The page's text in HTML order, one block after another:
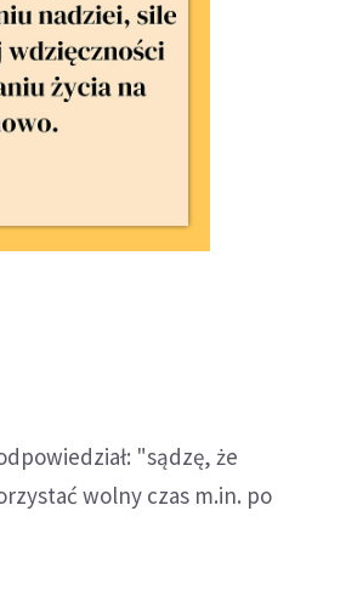
"sądzę, że
wolny czas m.in. po